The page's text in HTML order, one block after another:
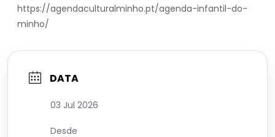
https://agendaculturalminho.pt/agenda-infantil-do-
minho/
DATA
03 Jul 2026
Desde